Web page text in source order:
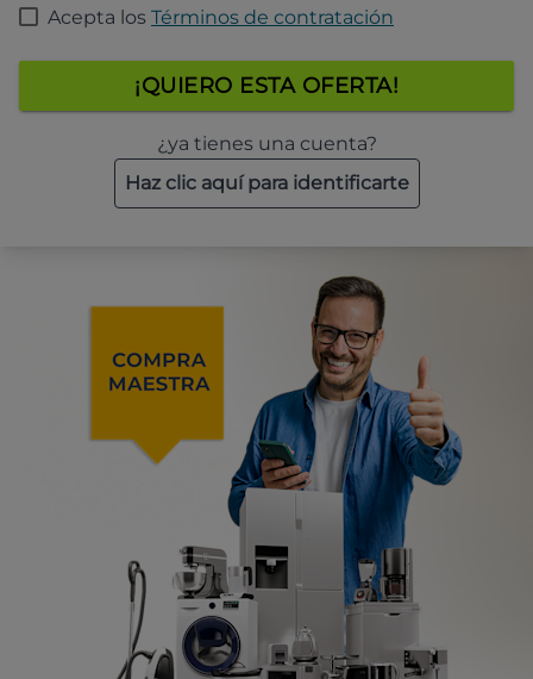
Acepta los Términos de contratación
¡QUIERO ESTA OFERTA!
¿ya tienes una cuenta?
Haz clic aquí para identificarte